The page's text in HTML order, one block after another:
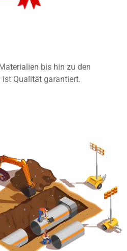
bis hin zu den
Qualität garantiert.